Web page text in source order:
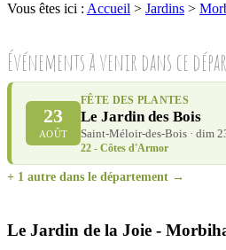
Vous êtes ici : Accueil > Jardins >
Le Jardin de la Joie -
Événements à venir dans ce
23
AOÛT
FÊTE DES PLANTES
Le Jardin des Bois
Saint-Méloir-des-Bois · dim
22 - Côtes d'Armor
+ 1 autre dans le département →